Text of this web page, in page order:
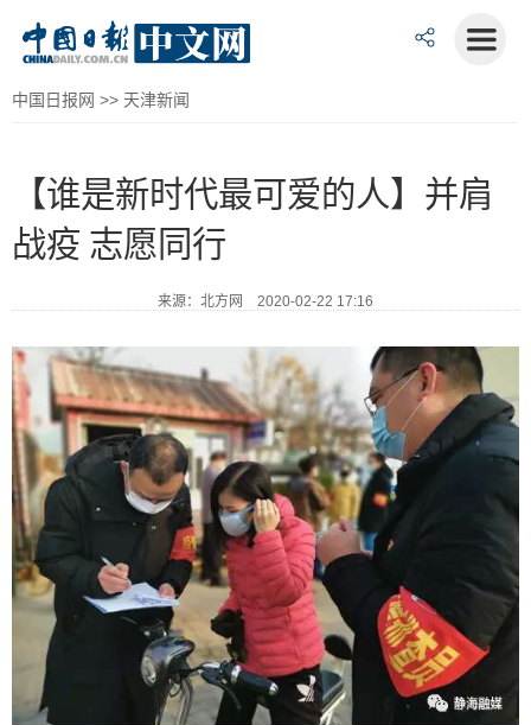
中国日报网 >> 天津新闻
【谁是新时代最可爱的人】并肩
战疫 志愿同行
来源：北方网 2020-02-22 17:16